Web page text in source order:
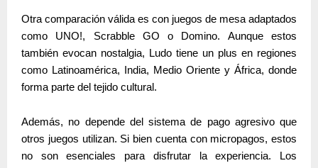
Otra comparación válida es con juegos de mesa adaptados
como UNO!, Scrabble GO o Domino. Aunque estos
también evocan nostalgia, Ludo tiene un plus en regiones
como Latinoamérica, India, Medio Oriente y África, donde
forma parte del tejido cultural.
Además, no depende del sistema de pago agresivo que
otros juegos utilizan. Si bien cuenta con micropagos, estos
no son esenciales para disfrutar la experiencia. Los